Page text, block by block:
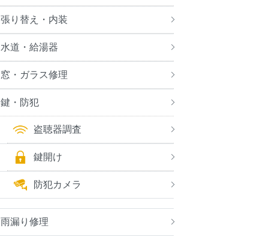
張り替え・内装
水道・給湯器
窓・ガラス修理
鍵・防犯
盗聴器調査
鍵開け
防犯カメラ
雨漏り修理